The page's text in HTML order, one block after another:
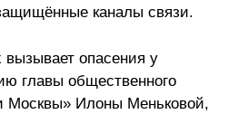
каналы связи.
опасения у
главы общественного
Москвы» Илоны Меньковой,